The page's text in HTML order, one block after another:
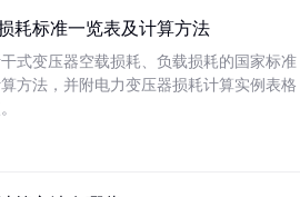
耗标准一览表及计算方法
式变压器空载损耗、负载损耗的国家标
方法，并附电力变压器损耗计算实例表